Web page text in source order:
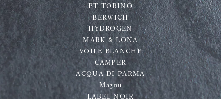
PT TORINO
BERWICH
HYDROGEN
MARK & LONA
VOILE BLANCHE
CAMPER
ACQUA DI PARMA
Magnu
LABEL NOIR